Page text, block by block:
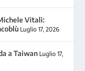
Vitali:
Luglio 17, 2026
a Taiwan Luglio 17,